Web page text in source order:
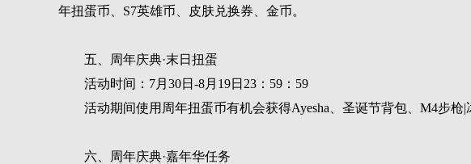
年扭蛋币、S7英雄币、皮肤兑换券、金币。
五、周年庆典·末日扭蛋
活动时间：7月30日-8月19日23：59：59
活动期间使用周年扭蛋币有机会获得Ayesha、圣诞节背包、M4步
六、周年庆典·嘉年华任务